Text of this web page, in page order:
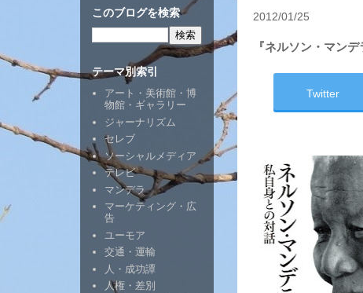
2012/01/25
『ネルソン・マン
Twitter
このブログを検索
テーマ別索引
アート・美術館・博
物館・ギャラリー
ジャーナリズム
セレブ
ソーシャルメディア
テレビ
マンデラ
マーケティング・広
告
ユーモア
交通・運輸
人・成功譚
人権・差別